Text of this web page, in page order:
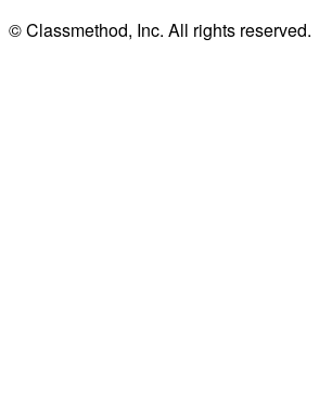
© Classmethod, Inc. All rights reserved.